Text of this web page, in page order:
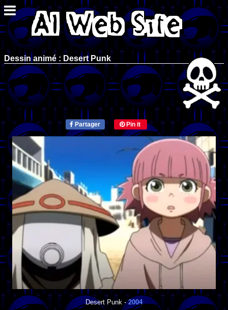
Dessin animé : Desert Punk
Partager Pin it
Desert Punk -2004